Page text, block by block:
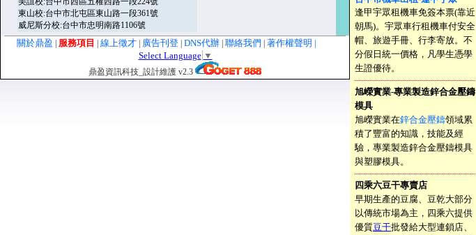
東山校:台中市北屯區東山路一段361號
威尼斯分校:台中市忠明南路1106號
關於鼎盈 服務項目 線上徵才 廣告刊登 DNS代辦 聯絡我們 著作權聲明 |
Select Language ▼
鼎盈資訊科技_設計維護 v2.3
逢甲宇眾租機車免簽本票(靠近
朝馬)。宇眾車行租機車付安全
帽、旅遊手冊、行李寄放。不
分假日統一價格，凡學生憑學
生證優待。
旭嶸實業-專業製造鋅合金壓鑄
模具
旭嶸實業在鋅合金壓鑄領域累
積了豐富的知識，技能及經
驗，專業製造鋅合金壓鑄模具
與塑膠模具。
四乘六豆干專賣店
早期生產的豆腐、豆乾大部分
以傳統市場為主，四乘六提供
優質豆干批發給大型連鎖店、